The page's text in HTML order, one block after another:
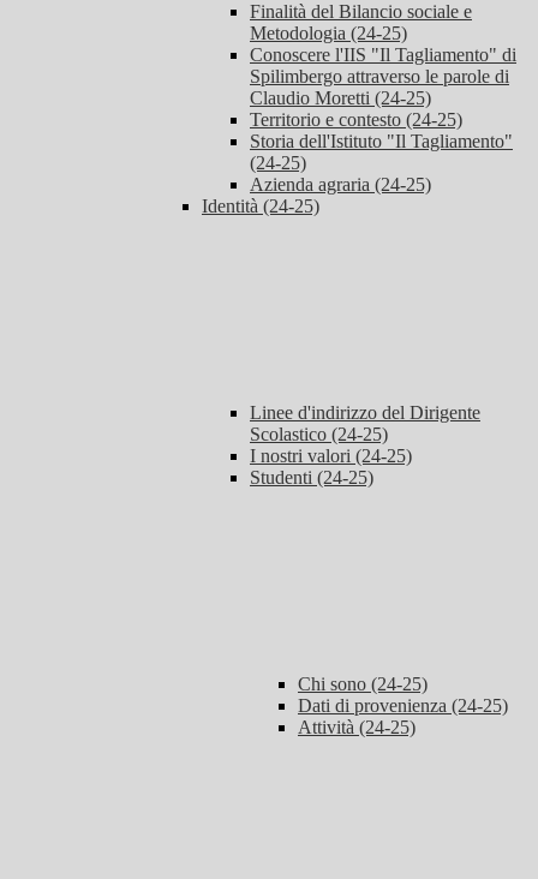
Finalità del Bilancio sociale e
Metodologia (24-25)
Conoscere l'IIS "Il Tagliamento" di
Spilimbergo attraverso le parole di
Claudio Moretti (24-25)
Territorio e contesto (24-25)
Storia dell'Istituto "Il Tagliamento"
(24-25)
Azienda agraria (24-25)
Identità (24-25)
Linee d'indirizzo del Dirigente
Scolastico (24-25)
I nostri valori (24-25)
Studenti (24-25)
Chi sono (24-25)
Dati di provenienza (24-25)
Attività (24-25)